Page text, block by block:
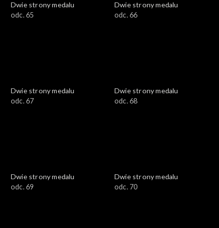
Dwie strony medalu
odc. 65
Dwie strony medalu
odc. 66
Dwie strony medalu
odc. 67
Dwie strony medalu
odc. 68
Dwie strony medalu
odc. 69
Dwie strony medalu
odc. 70